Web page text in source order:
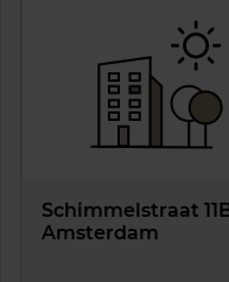
Schimmelstraat
Amsterdam